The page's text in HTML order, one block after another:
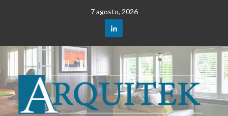
7 agosto, 2026